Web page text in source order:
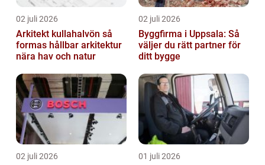
02 juli 2026
Arkitekt kullahalvön så
formas hållbar arkitektur
nära hav och natur
02 juli 2026
Byggfirma i Uppsala: Så
väljer du rätt partner för
ditt bygge
02 juli 2026 01 juli 2026